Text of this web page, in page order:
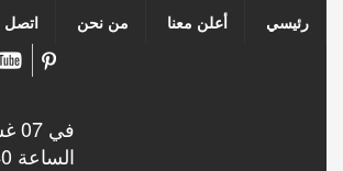
رئيسي أعلن معنا من نحن اتصل
الساعة 40 : 19